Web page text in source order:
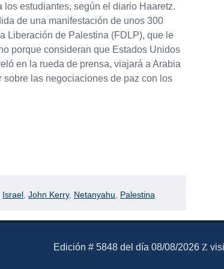
estudiantes, según el diario Haaretz.
de una manifestación de unos 300
Liberación de Palestina (FDLP), que le
porque consideran que Estados Unidos
en la rueda de prensa, viajará a Arabia
las negociaciones de paz con los
Israel ,John Kerry, Netanyahu Palestina
El Mensajero Diario
Edición # 5848 del día 08/08/2026